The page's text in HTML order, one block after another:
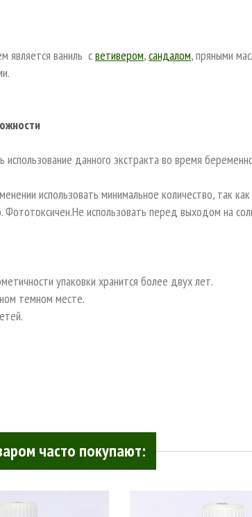
является ваниль светивером,сандалом, пряными
использование данного экстракта во время
использовать минимальное количество, так
Фототоксичен.Не использовать перед выходом на
упаковки хранится более двух лет.
темном месте.
часто покупают: